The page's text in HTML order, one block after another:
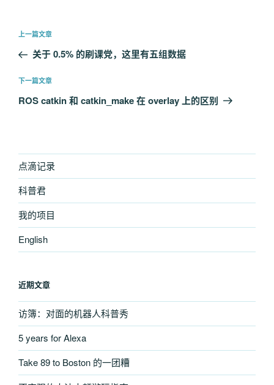
文
章
导
航
上
一
文
章
上一篇文章
关于 0.5% 的刷课党，这里有五组数据
下
一
下一篇文章
ROS catkin 和 catkin_make 在 overlay 上的区别
点滴记录
科普君
我的项目
English
近期文章
访簿：对面的机器人科普秀
5 years for Alexa
Take 89 to Boston 的一团糟